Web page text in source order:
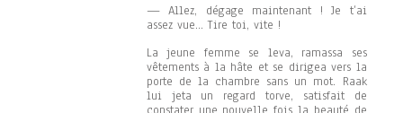
— Allez, dégage maintenant ! Je t’ai
assez vue… Tire toi, vite !
La jeune femme se leva, ramassa ses
vêtements à la hâte et se dirigea vers la
porte de la chambre sans un mot. Raak
lui jeta un regard torve, satisfait de